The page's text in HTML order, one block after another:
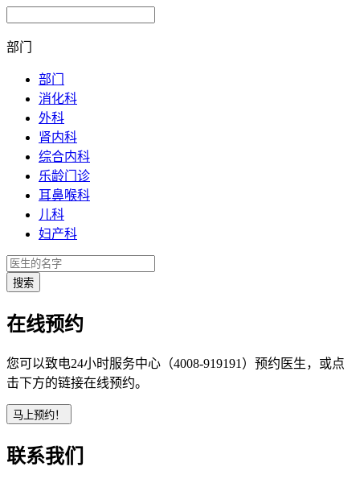
部门
部门
消化科
外科
肾内科
综合内科
乐龄门诊
耳鼻喉科
儿科
妇产科
在线预约
您可以致电24小时服务中心（4008-919191）预约医生，或点
击下方的链接在线预约。
联系我们